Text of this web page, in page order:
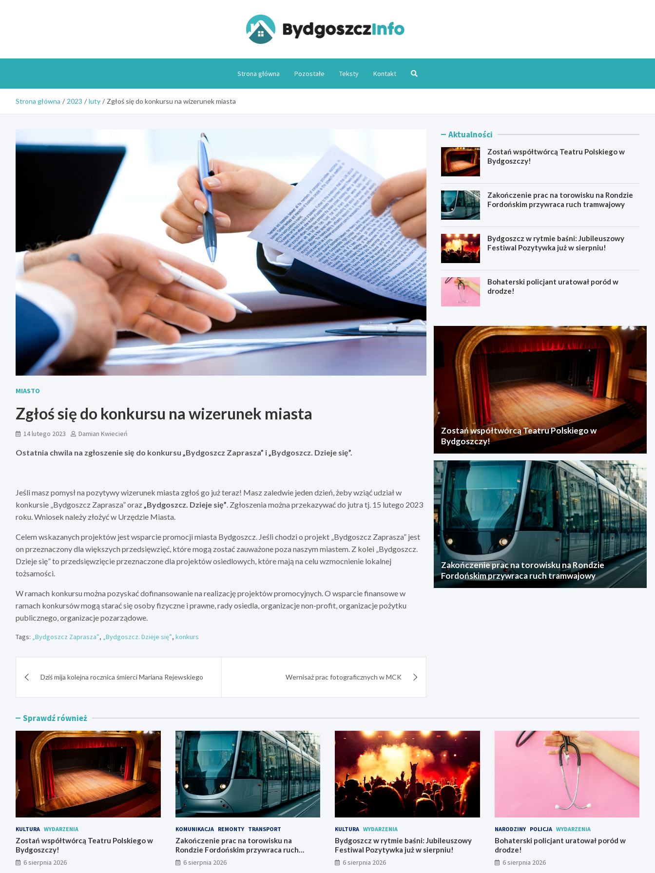
Strona główna Pozostałe Teksty Kontakt
Strona główna 2023 luty Zgłoś się do konkursu na wizerunek miasta
MIASTO
Zgłoś się do konkursu na wizerunek miasta
14 lutego 2023 Damian Kwiecień
Ostatnia chwila na zgłoszenie się do konkursu „Bydgoszcz Zaprasza” i „Bydgoszcz. Dzieje się”.
Jeśli masz pomysł na pozytywy wizerunek miasta zgłoś go już teraz! Masz zaledwie jeden dzień, żeby wziąć udział w
konkursie „Bydgoszcz Zaprasza” oraz„Bydgoszcz. Dzieje się”. Zgłoszenia można przekazywać do jutra tj. 15 lutego 2023
roku. Wniosek należy złożyć w Urzędzie Miasta.
Celem wskazanych projektów jest wsparcie promocji miasta Bydgoszcz. Jeśli chodzi o projekt „Bydgoszcz Zaprasza” jest
on przeznaczony dla większych przedsięwzięć, które mogą zostać zauważone poza naszym miastem. Z kolei „Bydgoszcz.
Dzieje się” to przedsięwzięcie przeznaczone dla projektów osiedlowych, które mają na celu wzmocnienie lokalnej
tożsamości.
W ramach konkursu można pozyskać dofinansowanie na realizację projektów promocyjnych. O wsparcie finansowe w
ramach konkursów mogą starać się osoby fizyczne i prawne, rady osiedla, organizacje non-profit, organizacje pożytku
publicznego, organizacje pozarządowe.
Tags: „Bydgoszcz Zaprasza”, „Bydgoszcz. Dzieje się”, konkurs
wpisuDziś mija kolejna rocznica śmierci Mariana Rejewskiego Wernisaż prac fotograficznych w MCK
Aktualności
Zostań współtwórcą Teatru Polskiego w
Bydgoszczy!
Zakończenie prac na torowisku na Rondzie
Fordońskim przywraca ruch tramwajowy
Bydgoszcz w rytmie baśni: Jubileuszowy
Festiwal Pozytywka już w sierpniu!
Bohaterski policjant uratował poród w
drodze!
Zostań współtwórcą Teatru Polskiego w
Bydgoszczy!
Zakończenie prac na torowisku na Rondzie
Fordońskim przywraca ruch tramwajowy
Sprawdź również
KULTURA WYDARZENIA
Zostań współtwórcą Teatru Polskiego w
Bydgoszczy!
6 sierpnia 2026
KOMUNIKACJA REMONTY TRANSPORT
Zakończenie prac na torowisku na
Rondzie Fordońskim przywraca ruch
tramwajowy
6 sierpnia 2026
KULTURA WYDARZENIA
Bydgoszcz w rytmie baśni: Jubileuszowy
Festiwal Pozytywka już w sierpniu!
6 sierpnia 2026
NARODZINY POLICJA WYDARZENIA
Bohaterski policjant uratował poród w
drodze!
6 sierpnia 2026